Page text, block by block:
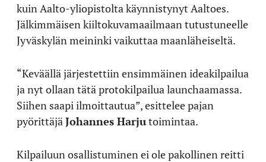
kuin Aalto-yliopistolta käynnistynyt Aaltoes.
Jälkimmäisen kiiltokuvamaailmaan tutustuneelle
Jyväskylän meininki vaikuttaa maanläheiseltä.
“Keväällä järjestettiin ensimmäinen ideakilpailua
ja nyt ollaan tätä protokilpailua launchaamassa.
Siihen saapi ilmoittautua”, esittelee pajan
pyörittäjä Johannes Harjutoimintaa.
Kilpailuun osallistuminen ei ole pakollinen reitti